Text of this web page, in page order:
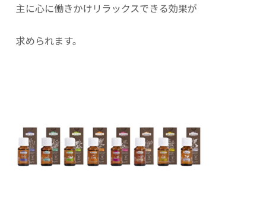
主に心に働きかけリラックスできる効果が
求められます。